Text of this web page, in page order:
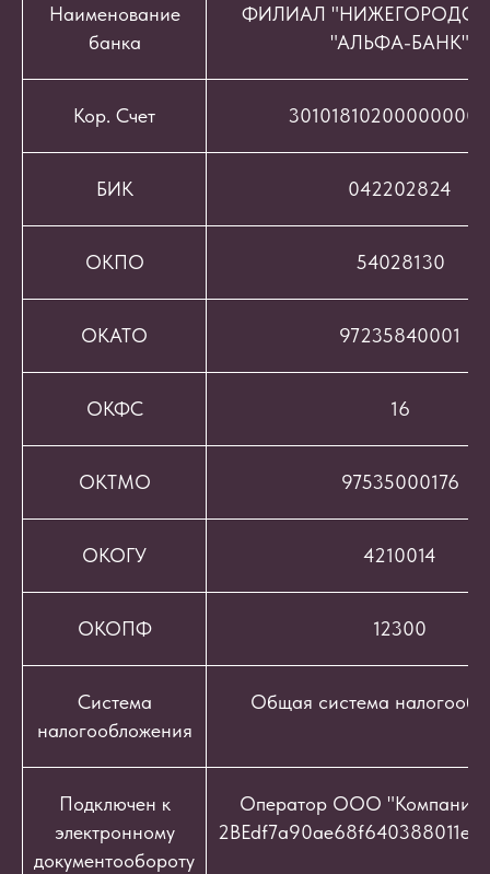
Наименование
банка
ФИЛИАЛ
"АЛЬФА-БАНК"
Кор. Счет
БИК 042202824
ОКПО 54028130
ОКАТО 97235840001
ОКФС 16
ОКТМО 97535000176
ОКОГУ 4210014
ОКОПФ 12300
Система
налогообложения
Общая система
Подключен к
электронному
документообороту
Оператор ООО "Компания